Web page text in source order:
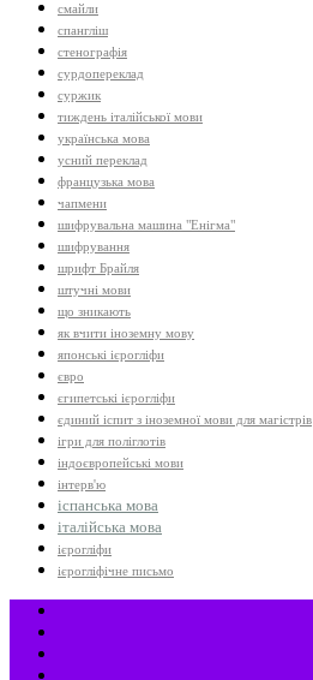
смайли
спангліш
стенографія
сурдопереклад
суржик
тиждень італійської мови
українська мова
усний переклад
французька мова
чапмени
шифрувальна машина "Енігма"
шифрування
шрифт Брайля
штучні мови
що зникають
як вчити іноземну мову
японські ієрогліфи
євро
єгипетські ієрогліфи
єдиний іспит з іноземної мови для магістрів
ігри для поліглотів
індоєвропейські мови
інтерв'ю
іспанська мова
італійська мова
ієрогліфи
ієрогліфічне письмо